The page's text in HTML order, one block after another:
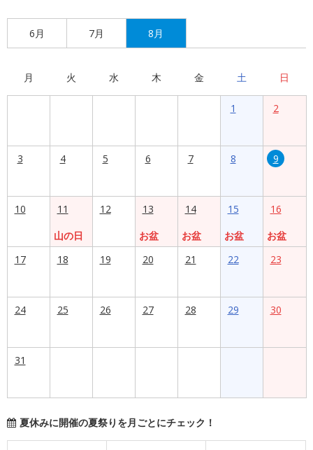
6月 7月 8月
月 火 水 木 金 土 日
1 2
3 4 5 6 7 8 9
10
11
山の日
12
13
お盆
14
お盆
15
お盆
16
お盆
17
18 19 20 21 22 23
24 25 26 27 28 29 30
31
夏休みに開催の夏祭りを月ごとにチェック！